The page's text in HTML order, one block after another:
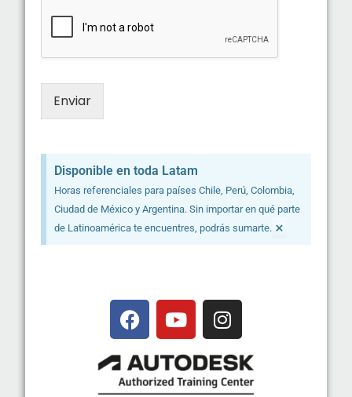
Enviar
Disponible en toda Latam
Horas referenciales para países Chile, Perú, Colombia,
Ciudad de México y Argentina. Sin importar en qué parte
de Latinoamérica te encuentres, podrás sumarte. ×